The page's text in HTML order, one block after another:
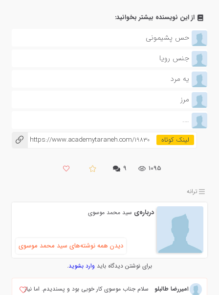
از این نویسنده بیشتر بخوانید:
حس پشیمونی
جنس رویا
یه مرد
مرز
….
https://www.academytaraneh.com/19830
1095 ۹
ترانه
درباره‌ی سید محمد موسوی
دیدن همه نوشته‌های سید محمد موسوی
برای نوشتن دیدگاه باید وارد بشوید.
امیررضا طالبلو
سلام جناب موسوی کار خوبی بود و پسندیدم. اما نیاز